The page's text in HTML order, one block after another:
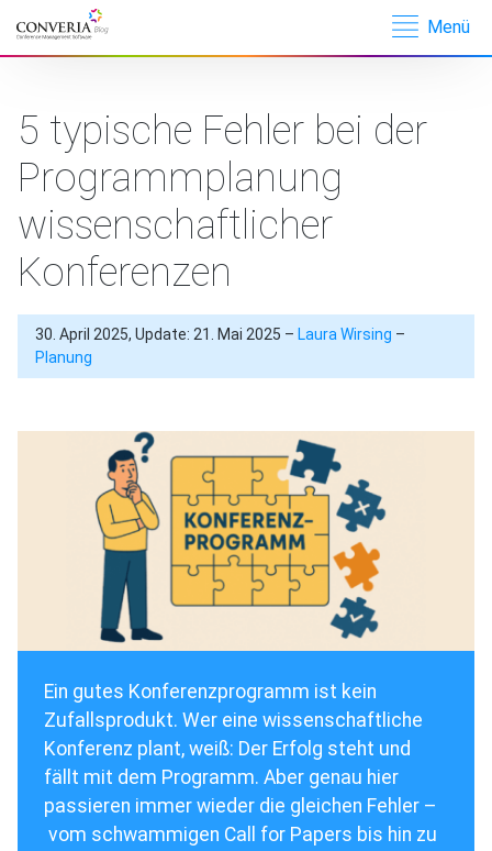
Converia –
Software
Menü
5 typische Fehler bei der
Programmplanung
wissenschaftlicher
Konferenzen
30. April 2025, Update: 21. Mai 2025 – Laura Wirsing –
Planung
Ein gutes Konferenzprogramm ist kein
Zufallsprodukt. Wer eine wissenschaftliche
Konferenz plant, weiß: Der Erfolg steht und
fällt mit dem Programm. Aber genau hier
passieren immer wieder die gleichen Fehler –
vom schwammigen Call for Papers bis hin zu